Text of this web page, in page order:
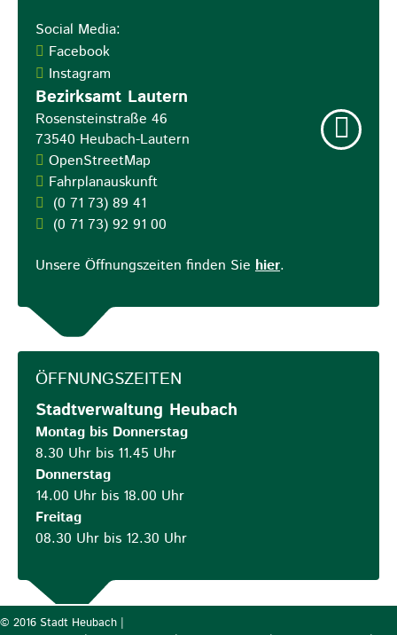
Social Media:
Facebook
Instagram
Bezirksamt Lautern
Rosensteinstraße 46
73540 Heubach-Lautern
OpenStreetMap
Fahrplanauskunft
(0 71 73) 89 41
(0 71 73) 92 91 00
Unsere Öffnungszeiten finden Sie hier.
ÖFFNUNGSZEITEN
Stadtverwaltung Heubach
Montag bis Donnerstag
8.30 Uhr bis 11.45 Uhr
Donnerstag
14.00 Uhr bis 18.00 Uhr
Freitag
08.30 Uhr bis 12.30 Uhr
© 2016 Stadt Heubach |